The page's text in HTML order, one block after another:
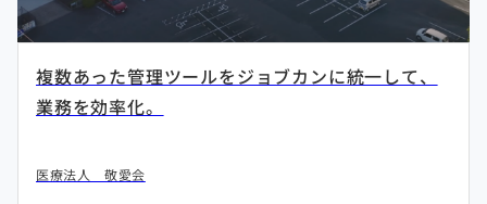
複数あった管理ツールをジョブカンに統一して、
業務を効率化。
医療法人 敬愛会